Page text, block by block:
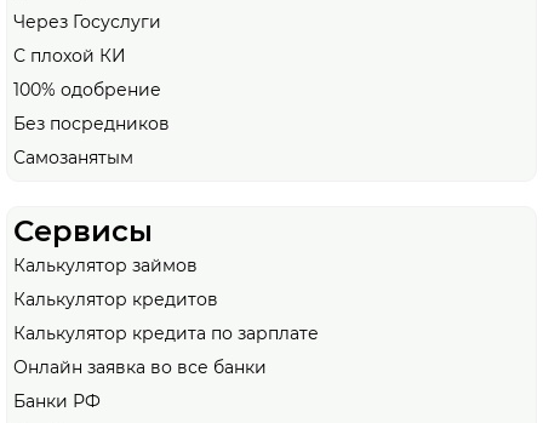
Через Госуслуги
С плохой КИ
100% одобрение
Без посредников
Самозанятым
Сервисы
Калькулятор займов
Калькулятор кредитов
Калькулятор кредита по зарплате
Онлайн заявка во все банки
Банки РФ